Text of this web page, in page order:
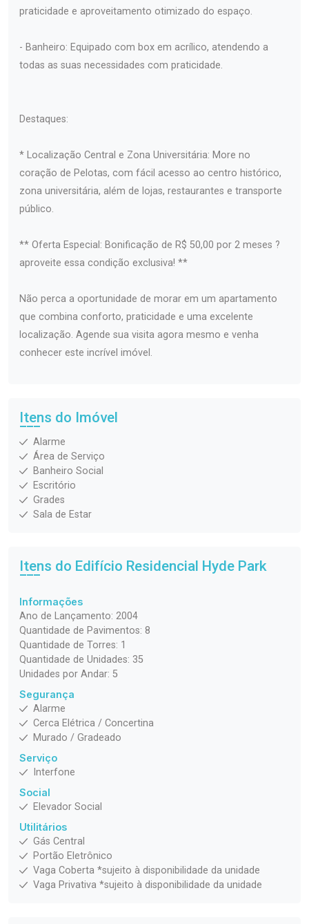
praticidade e aproveitamento otimizado do espaço.
- Banheiro: Equipado com box em acrílico, atendendo a
todas as suas necessidades com praticidade.
Destaques:
* Localização Central e Zona Universitária: More no
coração de Pelotas, com fácil acesso ao centro histórico,
zona universitária, além de lojas, restaurantes e transporte
público.
** Oferta Especial: Bonificação de R$ 50,00 por 2 meses ?
aproveite essa condição exclusiva! **
Não perca a oportunidade de morar em um apartamento
que combina conforto, praticidade e uma excelente
localização. Agende sua visita agora mesmo e venha
conhecer este incrível imóvel.
Itens do Imóvel
Alarme
Área de Serviço
Banheiro Social
Escritório
Grades
Sala de Estar
Itens do Edifício Residencial Hyde Park
Informações
Ano de Lançamento: 2004
Quantidade de Pavimentos: 8
Quantidade de Torres: 1
Quantidade de Unidades: 35
Unidades por Andar: 5
Segurança
Alarme
Cerca Elétrica / Concertina
Murado / Gradeado
Serviço
Interfone
Social
Elevador Social
Utilitários
Gás Central
Portão Eletrônico
Vaga Coberta *sujeito à disponibilidade da unidade
Vaga Privativa *sujeito à disponibilidade da unidade